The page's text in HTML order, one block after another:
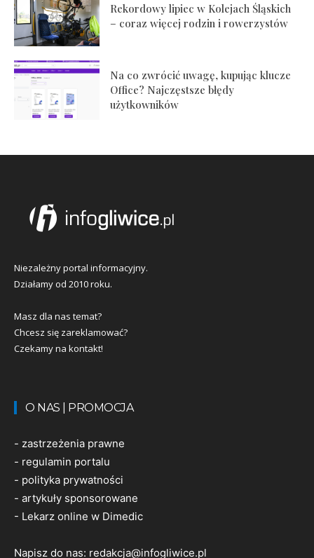
Rekordowy lipiec w Kolejach Śląskich
– coraz więcej rodzin i rowerzystów
Na co zwrócić uwagę, kupując klucze
Office? Najczęstsze błędy
użytkowników
Niezależny portal informacyjny.
Działamy od 2010 roku.
Masz dla nas temat?
Chcesz się zareklamować?
Czekamy na kontakt!
O NAS | PROMOCJA
- zastrzeżenia prawne
- regulamin portalu
- polityka prywatności
- artykuły sponsorowane
- Lekarz online w Dimedic
Napisz do nas: redakcja@infogliwice.pl